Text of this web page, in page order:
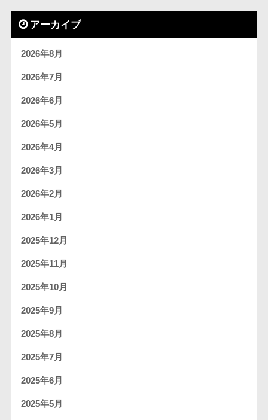
アーカイブ
2026年8月
2026年7月
2026年6月
2026年5月
2026年4月
2026年3月
2026年2月
2026年1月
2025年12月
2025年11月
2025年10月
2025年9月
2025年8月
2025年7月
2025年6月
2025年5月